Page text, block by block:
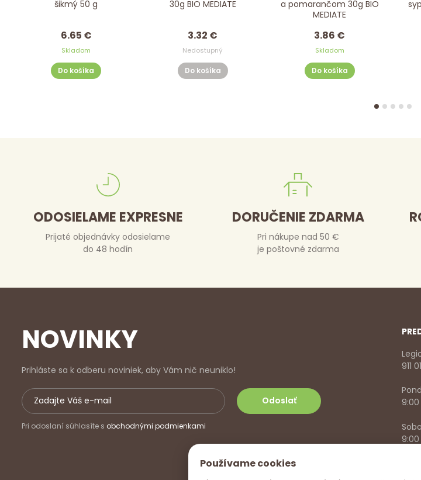
Používame cookies
šikmý 50 g
6.65 €
Skladom
Do košíka
30g BIO MEDIATE
3.32 €
Nedostupný
Do košíka
a pomarančom 30g BIO
MEDIATE
3.86 €
Skladom
Do košíka
ODOSIELAME EXPRESNE
Prijaté objednávky odosielame
do 48 hodín
DORUČENIE ZDARMA
Pri nákupe nad 50 €
je poštovné zdarma
NOVINKY
Prihláste sa k odberu noviniek, aby Vám nič neuniklo!
Pri odoslaní súhlasíte s obchodnými podmienkami
911
9:00
9:00